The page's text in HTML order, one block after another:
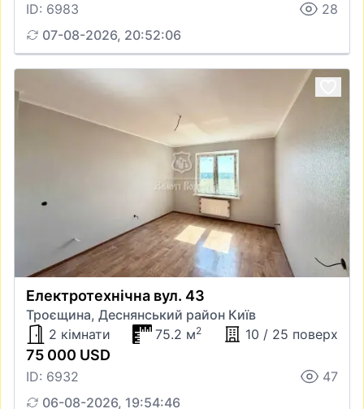
ID: 6983
28
07-08-2026, 20:52:06
Електротехнічна вул. 43
Троєщина, Деснянський район Київ
2 кімнати
75.2 м2 10 / 25 поверх
75 000 USD
ID: 6932
47
06-08-2026, 19:54:46